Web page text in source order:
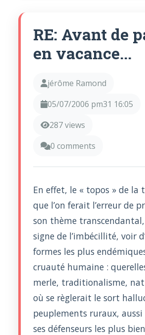
RE: Avant de
en vacance...
jérôme Ramond
05/07/2006 pm31 16:05
287 views
0 comments
En effet, le « topos » de la
que l’on ferait l’erreur de
son thème
signe de l’imbécillité, voir
formes les plus
cruauté humaine :
merle, traditionalisme,
où se règlerait le sort
peuplements ruraux, aussi
ses défenseurs les plus